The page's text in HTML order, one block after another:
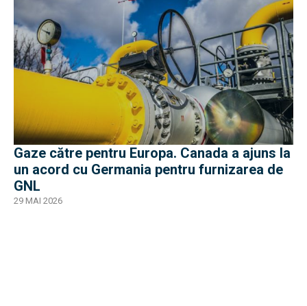
Gaze către pentru Europa. Canada a ajuns la
un acord cu Germania pentru furnizarea de
GNL
29 MAI 2026